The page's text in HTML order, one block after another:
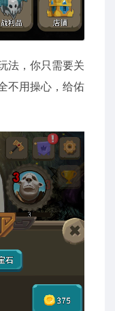
法，你只需要关
不用操心，给佑